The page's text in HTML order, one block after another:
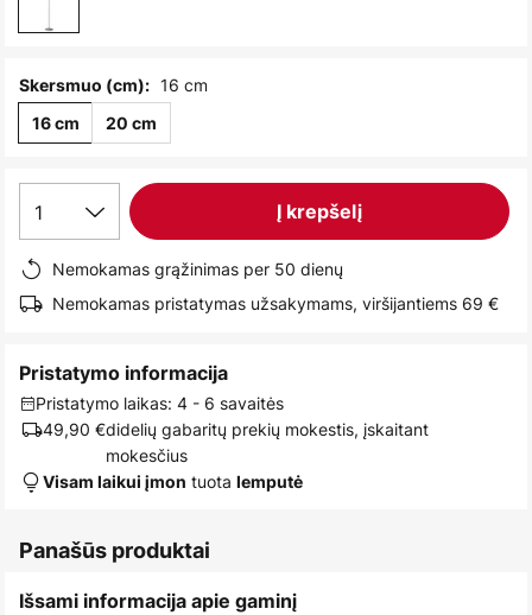
Skersmuo (cm): 16 cm
16 cm 20 cm
1 Į krepšelį
Nemokamas grąžinimas per 50 dienų
Nemokamas pristatymas užsakymams, viršijantiems 69 €
Pristatymo informacija
Pristatymo laikas: 4 - 6 savaitės
49,90 €didelių gabaritų prekių mokestis, įskaitant
mokesčius
Visam laikui įmon tuota lemputė
Panašūs produktai
Išsami informacija apie gaminį